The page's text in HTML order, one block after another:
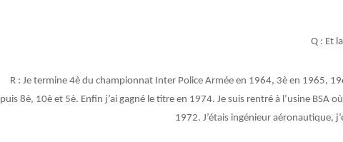
Q : Et
R : Je termine 4è du championnat Inter Police Armée en 1964, 3è en 1965,
puis 8è, 10è et 5è. Enfin j’ai gagné le titre en 1974. Je suis rentré à l’usine BSA
1972. J’étais ingénieur aéronautique,